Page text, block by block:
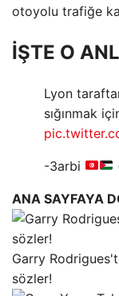
otoyolu trafiğe
İŞTE O
Lyon
sığınmak
-3arbi
ANA SAYFAYA
Garry
sözler!